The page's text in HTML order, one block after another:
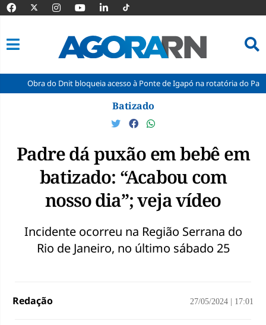
do Dnit bloqueia acesso à Ponte de Igapó na rotatória do Parque dos
Batizado
Padre dá puxão em bebê em
batizado: “Acabou com
nosso dia”; veja vídeo
Incidente ocorreu na Região Serrana do
Rio de Janeiro, no último sábado 25
Redação 27/05/2024 17:01